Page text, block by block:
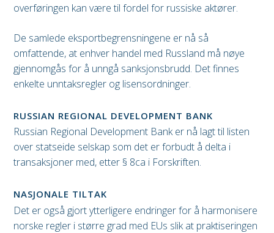
overføringen kan være til fordel for russiske aktører.
De samlede eksportbegrensningene er nå så
omfattende, at enhver handel med Russland må nøye
gjennomgås for å unngå sanksjonsbrudd. Det finnes
enkelte unntaksregler og lisensordninger.
RUSSIAN REGIONAL DEVELOPMENT BANK
Russian Regional Development Bank er nå lagt til listen
over statseide selskap som det er forbudt å delta i
transaksjoner med, etter § 8ca i Forskriften.
NASJONALE TILTAK
Det er også gjort ytterligere endringer for å harmonisere
norske regler i større grad med EUs slik at praktiseringen